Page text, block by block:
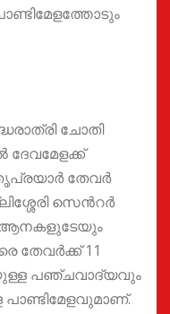
ചോതി
തേവർ
സെൻറർ
ആനകളുടേയും
തേവർക്ക് 11
പഞ്ചവാദ്യവും